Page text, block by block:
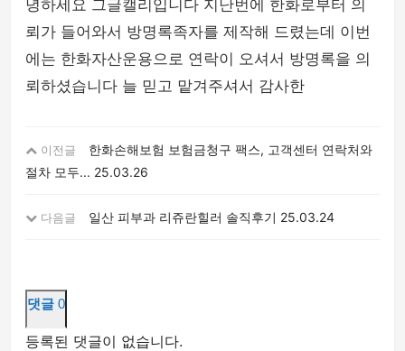
녕하세요 그글캘리입니다 지난번에 한화로부터 의
뢰가 들어와서 방명록족자를 제작해 드렸는데 이번
에는 한화자산운용으로 연락이 오셔서 방명록을 의
뢰하셨습니다 늘 믿고 맡겨주셔서 감사한
이전글
한화손해보험 보험금청구 팩스, 고객센터 연락처와
절차 모두... 25.03.26
다음글 일산 피부과 리쥬란힐러 솔직후기 25.03.24
댓글 0
등록된 댓글이 없습니다.